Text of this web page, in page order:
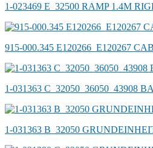
1-023469 E_32500 RAMP 1.4M
915-000.345 E120266_E120267
1-031363 C_32050_36050_43908
1-031363 B_32050